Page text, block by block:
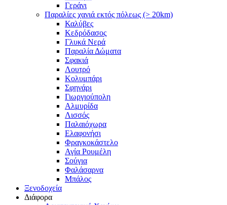
Γεράνι
Παραλίες χανιά εκτός πόλεως (> 20km)
Καλύβες
Κεδρόδασος
Γλυκά Νερά
Παραλία Δώματα
Σφακιά
Λουτρό
Κολυμπάρι
Σφηνάρι
Γιωργιούπολη
Αλμυρίδα
Λισσός
Παλαιόχωρα
Ελαφονήσι
Φραγκοκάστελο
Αγία Ρουμέλη
Σούγια
Φαλάσαρνα
Μπάλος
Ξενοδοχεία
Διάφορα